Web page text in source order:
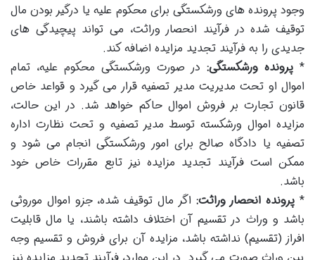
وجود پرونده های ورشکستگی برای محکوم علیه یا درگیر بودن مال
توقیف شده در فرآیند انحصار وراثت، می تواند پیچیدگی های
جدیدی را به فرآیند تجدید مزایده اضافه کند.
* پرونده ورشکستگی: در صورت ورشکستگی محکوم علیه، تمام
اموال او تحت مدیریت مدیر تصفیه قرار می گیرد و قواعد خاص
قانون تجارت بر فروش اموال حاکم خواهد شد. در این حالت،
مزایده اموال ورشکسته توسط مدیر تصفیه و تحت نظارت اداره
تصفیه یا دادگاه صالح برای امور ورشکستگی انجام می شود و
ممکن است فرآیند تجدید مزایده نیز تابع مقررات خاص خود
باشد.
* پرونده انحصار وراثت: اگر مال توقیف شده، جزو اموال موروثی
باشد و وراث در تقسیم آن اختلاف داشته باشند، یا مال قابلیت
افراز (تقسیم) نداشته باشد، مزایده آن برای فروش و تقسیم وجه